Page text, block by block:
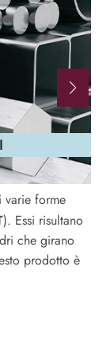
varie forme
). Essi risultano
che girano
prodotto è